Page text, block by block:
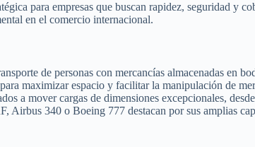
para empresas que buscan rapidez, seguridad y
en el comercio internacional.
de personas con mercancías almacenadas en
maximizar espacio y facilitar la manipulación de
a mover cargas de dimensiones excepcionales,
Airbus 340 o Boeing 777 destacan por sus amplias